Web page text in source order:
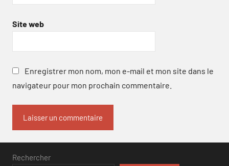
Site web
Enregistrer mon nom, mon e-mail et mon site dans le
navigateur pour mon prochain commentaire.
Rechercher